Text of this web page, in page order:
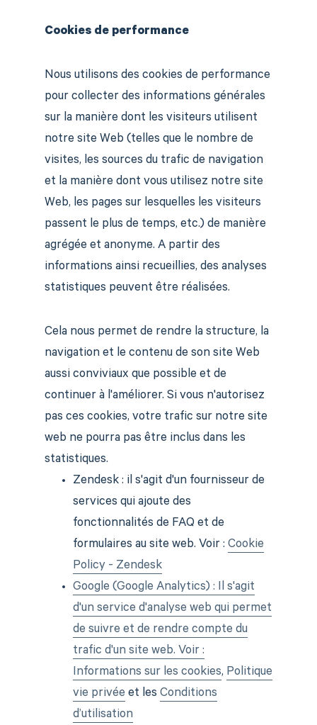
Cookies de performance
Nous utilisons des cookies de performance
pour collecter des informations générales
sur la manière dont les visiteurs utilisent
notre site Web (telles que le nombre de
visites, les sources du trafic de navigation
et la manière dont vous utilisez notre site
Web, les pages sur lesquelles les visiteurs
passent le plus de temps, etc.) de manière
agrégée et anonyme. A partir des
informations ainsi recueillies, des analyses
statistiques peuvent être réalisées.
Cela nous permet de rendre la structure, la
navigation et le contenu de son site Web
aussi conviviaux que possible et de
continuer à l'améliorer. Si vous n'autorisez
pas ces cookies, votre trafic sur notre site
web ne pourra pas être inclus dans les
statistiques.
Zendesk : il s'agit d'un fournisseur de
services qui ajoute des
fonctionnalités de FAQ et de
formulaires au site web. Voir : Cookie
Policy - Zendesk
Google (Google Analytics) : Il s'agit
d'un service d'analyse web qui permet
de suivre et de rendre compte du
trafic d'un site web. Voir :
Informations sur les cookies, Politique
vie privée et les Conditions
d’utilisation